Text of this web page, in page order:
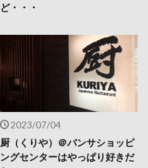
ど・・・
2023/07/04
厨（くりや）＠バンサショッピ
ングセンターはやっぱり好きだ